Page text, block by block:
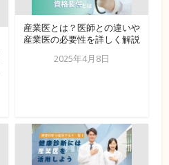
産業医とは？医師との違いや
産業医の必要性を詳しく解説
2025年4月8日